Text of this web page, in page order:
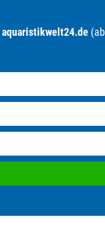
aquaristikwelt24.de (ab